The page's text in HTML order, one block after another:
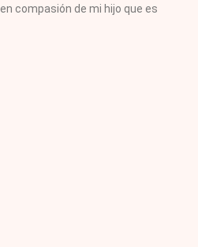
compasión de mi hijo que es